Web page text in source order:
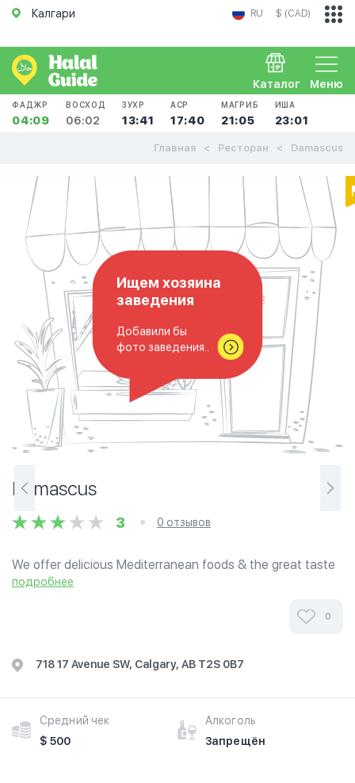
Калгари RU $ (CAD)
Меню
Каталог
ФАДЖР
04:09
ВОСХОД
06:02
ЗУХР
13:41
АСР
17:40
МАГРИБ
21:05
ИША
23:01
Главная Ресторан Damascus
Ищем хозяина
заведения
Добавили бы
фото заведения..
Damascus
3 0 отзывов
We offer delicious Mediterranean foods & the great taste
of Damascus Shawarma, falafel, grape leaves, Beef
подробнее
0
718 17 Avenue SW, Calgary, AB T2S 0B7
Средний чек
$ 500
Алкоголь
Запрещён